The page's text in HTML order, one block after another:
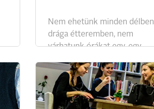
Nem ehetünk minden délben
drága étteremben, nem
várhatunk órákat egy-egy
munkahelyi menzára sem
számíthatunk. Továbbra is
nagy divat az ebédmenü, és